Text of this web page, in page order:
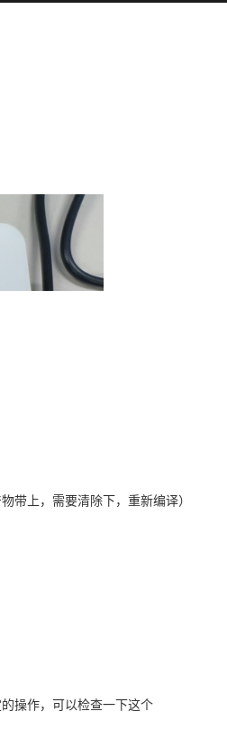
configs/mq_r/env.cfg
t113/configs/mq_r/sys_confi
带上，需要清除下，重新编译）
操作，可以检查一下这个